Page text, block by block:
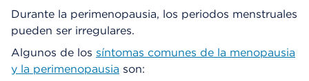
Durante la perimenopausia, los periodos menstruales
pueden ser irregulares.
Algunos de los síntomas comunes de la menopausia
y la perimenopausia son: